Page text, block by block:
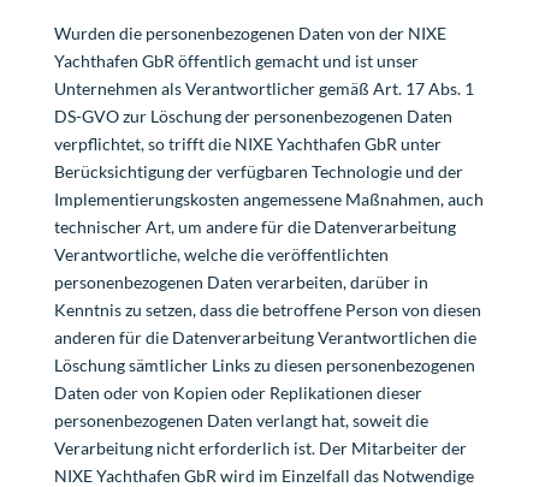
Wurden die personenbezogenen Daten von der NIXE
Yachthafen GbR öffentlich gemacht und ist unser
Unternehmen als Verantwortlicher gemäß Art. 17 Abs. 1
DS-GVO zur Löschung der personenbezogenen Daten
verpflichtet, so trifft die NIXE Yachthafen GbR unter
Berücksichtigung der verfügbaren Technologie und der
Implementierungskosten angemessene Maßnahmen, auch
technischer Art, um andere für die Datenverarbeitung
Verantwortliche, welche die veröffentlichten
personenbezogenen Daten verarbeiten, darüber in
Kenntnis zu setzen, dass die betroffene Person von diesen
anderen für die Datenverarbeitung Verantwortlichen die
Löschung sämtlicher Links zu diesen personenbezogenen
Daten oder von Kopien oder Replikationen dieser
personenbezogenen Daten verlangt hat, soweit die
Verarbeitung nicht erforderlich ist. Der Mitarbeiter der
NIXE Yachthafen GbR wird im Einzelfall das Notwendige